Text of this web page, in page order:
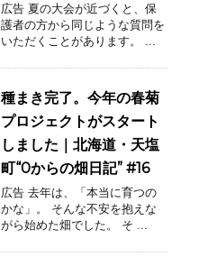
広告 夏の大会が近づくと、保
護者の方から同じような質問を
いただくことがあります。 ...
種まき完了。今年の春菊
プロジェクトがスタート
しました｜北海道・天塩
町“0からの畑日記” #16
広告 去年は、「本当に育つの
かな」。 そんな不安を抱えな
がら始めた畑でした。 そ ...